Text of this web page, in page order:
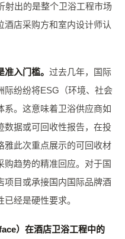
射出的是整个卫浴工程市场
酒店采购方和室内设计师认
入门槛。 过去几年，国际
际纷纷将ESG（环境、社会
系。这意味着卫浴供应商如
数据或可回收性报告，在投
雅此次重点展示的可回收材
购趋势的精准回应。对于国
项目或承接国内国际品牌酒
经是硬性要求。
）在酒店卫浴工程中的